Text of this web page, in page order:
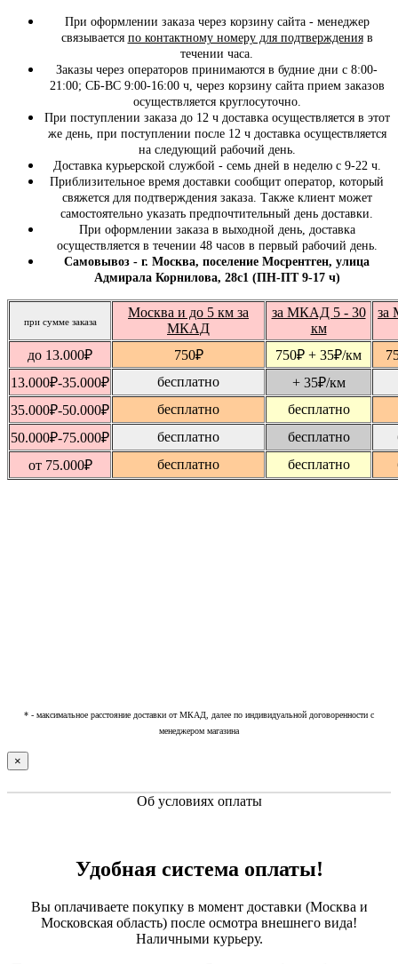
При оформлении заказа через корзину сайта - менеджер
связывается по контактному номеру для подтвержденияв
течении часа.
Заказы через операторов принимаются в будние дни с 8:00-
21:00; СБ-ВС 9:00-16:00 ч, через корзину сайта прием заказов
осуществляется круглосуточно.
При поступлении заказа до 12 ч доставка осуществляется в этот
же день, при поступлении после 12 ч доставка осуществляется
на следующий рабочий день.
Доставка курьерской службой - семь дней в неделю с 9-22 ч.
Приблизительное время доставки сообщит оператор, который
свяжется для подтверждения заказа. Также клиент может
самостоятельно указать предпочтительный день доставки.
При оформлении заказа в выходной день, доставка
осуществляется в течении 48 часов в первый рабочий день.
Самовывоз - г. Москва, поселение Мосрентген, улица
Адмирала Корнилова, 28с1 (ПН-ПТ 9-17 ч)
при сумме заказа
Москва и до 5 км за
МКАД
за МКАД 5 - 30
км
за
до 13.000₽ 750₽ 750₽ + 35₽/км
13.000₽-35.000₽ бесплатно + 35₽/км
35.000₽-50.000₽ бесплатно
бесплатно
50.000₽-75.000₽ бесплатно бесплатно
от 75.000₽ бесплатно бесплатно
* - максимальное расстояние доставки от МКАД, далее по индивидуальной договоренности с
менеджером магазина
×
Об условиях оплаты
Удобная система оплаты!
Вы оплачиваете покупку в момент доставки (Москва и
Московская область) после осмотра внешнего вида!
Наличными курьеру.